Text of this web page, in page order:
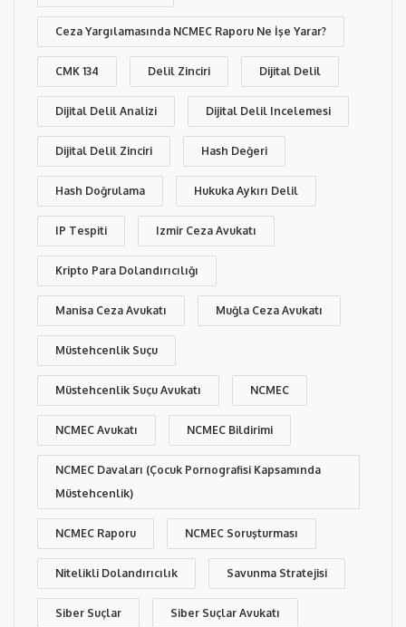
Ceza Yargılamasında NCMEC Raporu Ne İşe Yarar?
CMK 134 Delil Zinciri Dijital Delil
Dijital Delil Analizi Dijital Delil Incelemesi
Dijital Delil Zinciri Hash Değeri
Hash Doğrulama Hukuka Aykırı Delil
IP Tespiti Izmir Ceza Avukatı
Kripto Para Dolandırıcılığı
Manisa Ceza Avukatı Muğla Ceza Avukatı
Müstehcenlik Suçu
Müstehcenlik Suçu Avukatı NCMEC
NCMEC Avukatı NCMEC Bildirimi
NCMEC Davaları (Çocuk Pornografisi Kapsamında
Müstehcenlik)
NCMEC Raporu NCMEC Soruşturması
Nitelikli Dolandırıcılık Savunma Stratejisi
Siber Suçlar Siber Suçlar Avukatı